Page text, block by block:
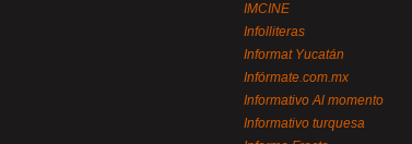
IMCINE
Infolliteras
Informat Yucatán
Infórmate.com.mx
Informativo Al momento
Informativo turquesa